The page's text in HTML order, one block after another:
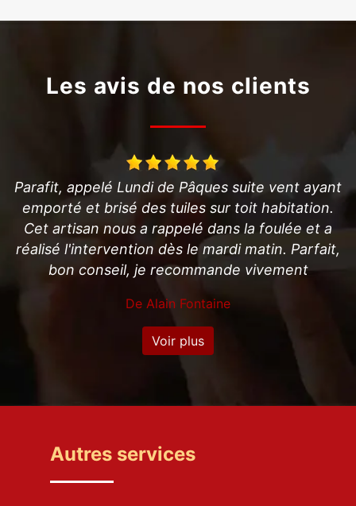
Les avis de nos clients
Super professionnel.très disponible, travail fait
soigneusement. Je conseille fortement et
sympathique.
De Anthony
Voir plus
Autres services